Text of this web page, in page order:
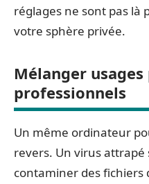
réglages ne sont pas là
votre sphère privée.
Mélanger
professionnels
Un même ordinateur
revers. Un virus
contaminer des